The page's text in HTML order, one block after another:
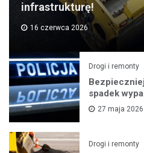
infrastrukturę!
16 czerwca 2026
Drogi i remonty
spadek
27 maja 2026
Drogi i remonty